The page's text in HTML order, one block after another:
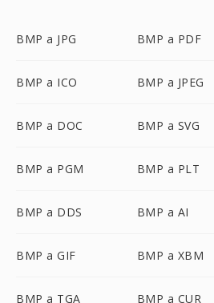
BMP a JPG BMP a PDF
BMP a ICO BMP a JPEG
BMP a DOC BMP a SVG
BMP a PGM BMP a PLT
BMP a DDS BMP a AI
BMP a GIF BMP a XBM
BMP a TGA BMP a CUR